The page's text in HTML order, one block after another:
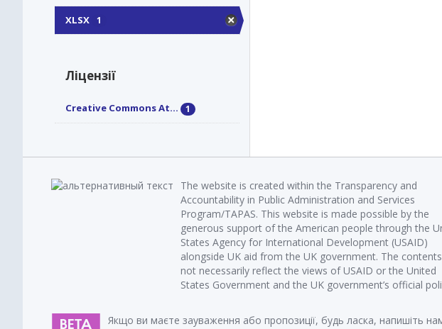
XLSX 1
Ліцензії
Creative Commons At... 1
The website is created within the Transparency and
Accountability in Public Administration and Services
Program/TAPAS. This website is made possible by the
generous support of the American people through the
States Agency for International Development (USAID)
alongside UK aid from the UK government. The
not necessarily reflect the views of USAID or the United
States Government and the UK government’s official
Якщо ви маєте зауваження або пропозиції, будь ласка, напишіть